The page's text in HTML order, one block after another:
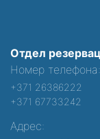
Отдел
Номер телефона:
+371 26386222
+371 67733242
Адрес: